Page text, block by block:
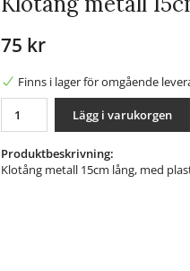
75 kr
Finns i lager för omgående
Lägg i varukorgen
Produktbeskrivning:
Klotång metall 15cm lång, med